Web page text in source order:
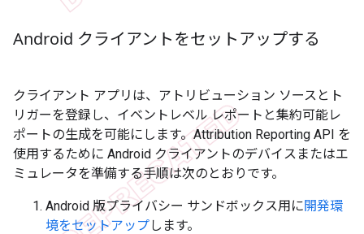
Android クライアントをセットアップする
クライアント アプリは、アトリビューション ソースとト
リガーを登録し、イベントレベル レポートと集約可能レ
ポートの生成を可能にします。Attribution Reporting API を
使用するために Android クライアントのデバイスまたはエ
ミュレータを準備する手順は次のとおりです。
Android 版プライバシー サンドボックス用に開発環
境をセットアップします。